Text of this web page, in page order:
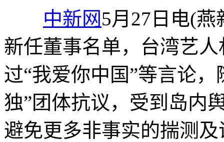
中新网5月27日电(燕
新任董事名单，台湾艺
过“我爱你中国”等言论
独”团体抗议，受到岛内
避免更多非事实的揣测